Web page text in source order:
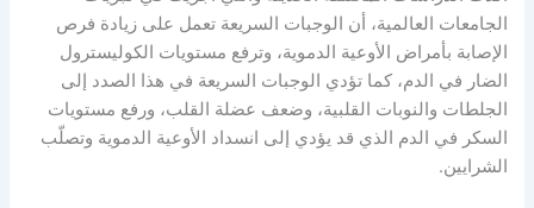
الجامعات العالمية، أن الوجبات السريعة تعمل على زيادة فرص
الإصابة بأمراض الأوعية الدموية، وترفع مستويات الكوليسترول
الضار في الدم، كما تؤدي الوجبات السريعة في هذا الصدد إلى
الجلطات والنوبات القلبية، وضعف عضلة القلب، ورفع مستويات
السكر في الدم الذي قد يؤدي إلى انسداد الأوعية الدموية وتصلّب
الشرايين.